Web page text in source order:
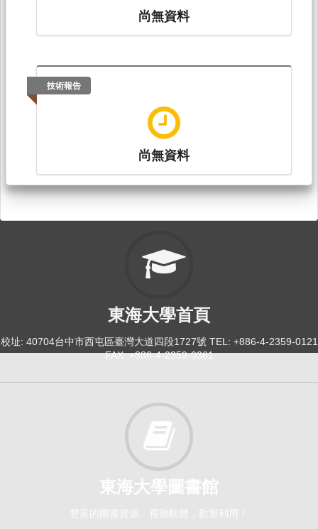
尚無資料
技術報告
尚無資料
東海大學首頁
校址: 40704台中市西屯區臺灣大道四段1727號 TEL: +886-4-2359-0121
FAX: +886-4-2359-0361
東海大學圖書館
豐富的圖書資源、視聽軟體，歡迎利用！